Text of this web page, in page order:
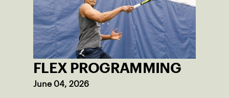
FLEX PROGRAMMING
June 04, 2026